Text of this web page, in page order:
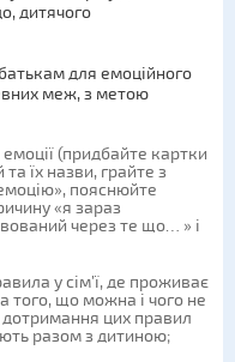
дитячого
батькам для емоційного
меж, з метою
(придбайте картки
їх назви, грайте з
пояснюйте
«я зараз
через те що… » і
у сім’ї, де проживає
того, що можна і чого не
цих правил
разом з дитиною;